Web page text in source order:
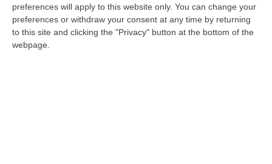
preferences will apply to this website only. You can change your
preferences or withdraw your consent at any time by returning
to this site and clicking the "Privacy" button at the bottom of the
webpage.
Migliaia In Marcia Per I Diritti E La Libertà – FOTO
“CATANZARO Una prima volta destinata a lasciare un segno nella storia
della città. Catanzaro oggi celebra il suo primo Pride: colori, musica…
08 Agosto, 19:38